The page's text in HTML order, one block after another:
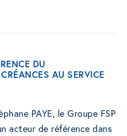
DU
AU SERVICE
PAYE, le Groupe FSP
acteur de référence dans